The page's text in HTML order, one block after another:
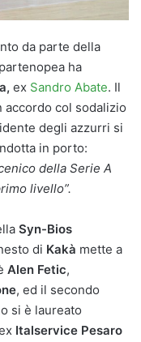
da parte della
ha
ex Sandro Abate. Il
accordo col sodalizio
degli azzurri si
in porto:
della Serie A
livello”.
Syn-Bios
di Kakà mette a
Alen Fetic,
, ed il secondo
si è laureato
Italservice Pesaro